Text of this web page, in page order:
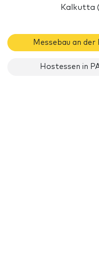
Kalkutta
Messebau an
Hostessen in